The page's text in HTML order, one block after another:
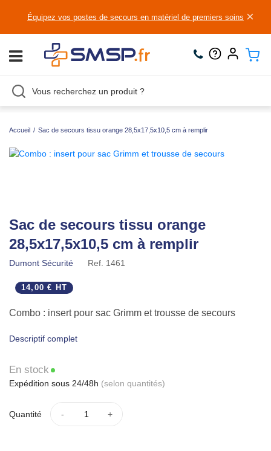
Équipez vos postes de secours en matériel de premiers soins ×
Accueil / Sac de secours tissu orange 28,5x17,5x10,5 cm à remplir
Sac de secours tissu orange
28,5x17,5x10,5 cm à remplir
Dumont Sécurité Ref. 1461
14,00 € HT
Combo : insert pour sac Grimm et trousse de secours
Descriptif complet
En stock
Expédition sous 24/48h (selon quantités)
Quantité